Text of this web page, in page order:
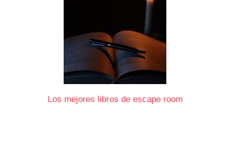
Los mejores libros de escape room